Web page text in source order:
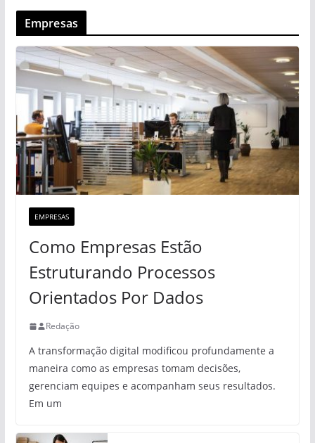
Empresas
EMPRESAS
Como Empresas Estão
Estruturando Processos
Orientados Por Dados
Redação
A transformação digital modificou profundamente a
maneira como as empresas tomam decisões,
gerenciam equipes e acompanham seus resultados.
Em um